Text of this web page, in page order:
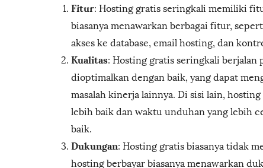
Fitur: Hosting gratis seringkali memiliki
biasanya menawarkan berbagai fitur,
akses ke database, email hosting, dan
Kualitas: Hosting gratis seringkali berjalan
dioptimalkan dengan baik, yang dapat
masalah kinerja lainnya. Di sisi lain,
lebih baik dan waktu unduhan yang lebih
baik.
Dukungan: Hosting gratis biasanya tidak
hosting berbayar biasanya menawarkan